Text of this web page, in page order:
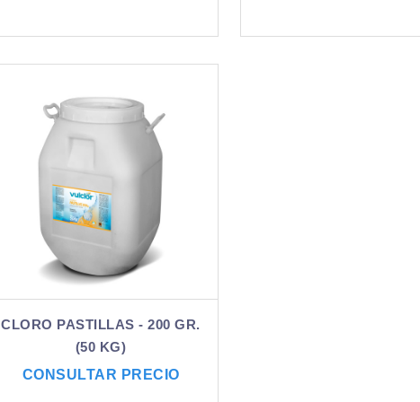
CLORO PASTILLAS - 200 GR.
(50 KG)
CONSULTAR PRECIO